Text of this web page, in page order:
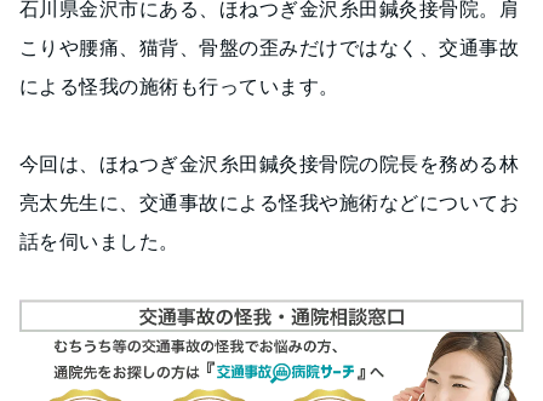
石川県金沢市にある、ほねつぎ金沢糸田鍼灸接骨院。肩
こりや腰痛、猫背、骨盤の歪みだけではなく、交通事故
による怪我の施術も行っています。
今回は、ほねつぎ金沢糸田鍼灸接骨院の院長を務める林
亮太先生に、交通事故による怪我や施術などについてお
話を伺いました。